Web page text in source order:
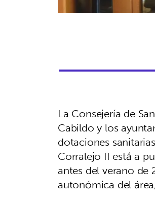
La Consejería de
Cabildo y los
dotaciones
Corralejo II está a
antes del verano
autonómica del